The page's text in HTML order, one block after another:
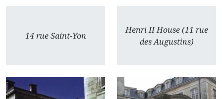
14 rue Saint-Yon
Henri II House (11 rue
des Augustins)